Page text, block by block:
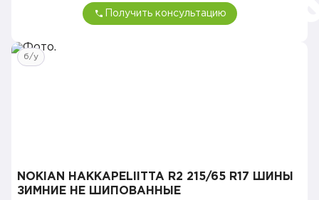
Получить консультацию
б/у
NOKIAN HAKKAPELIITTA R2 215/65 R17 ШИНЫ
ЗИМНИЕ НЕ ШИПОВАННЫЕ